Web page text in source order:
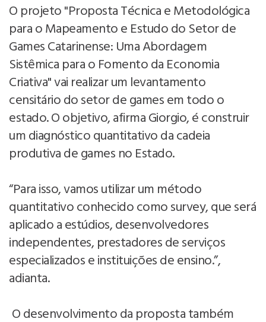
O projeto "Proposta Técnica e Metodológica
para o Mapeamento e Estudo do Setor de
Games Catarinense: Uma Abordagem
Sistêmica para o Fomento da Economia
Criativa" vai realizar um levantamento
censitário do setor de games em todo o
estado. O objetivo, afirma Giorgio, é construir
um diagnóstico quantitativo da cadeia
produtiva de games no Estado.
“Para isso, vamos utilizar um método
quantitativo conhecido como survey, que será
aplicado a estúdios, desenvolvedores
independentes, prestadores de serviços
especializados e instituições de ensino.”,
adianta.
O desenvolvimento da proposta também